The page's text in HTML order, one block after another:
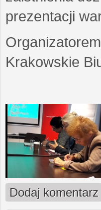
prezentacji
Krakowskie
Dodaj komentarz